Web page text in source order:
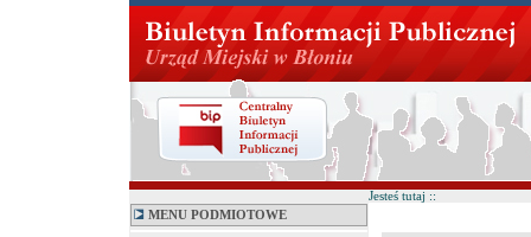
MENU PODMIOTOWE
Jesteś tutaj ::